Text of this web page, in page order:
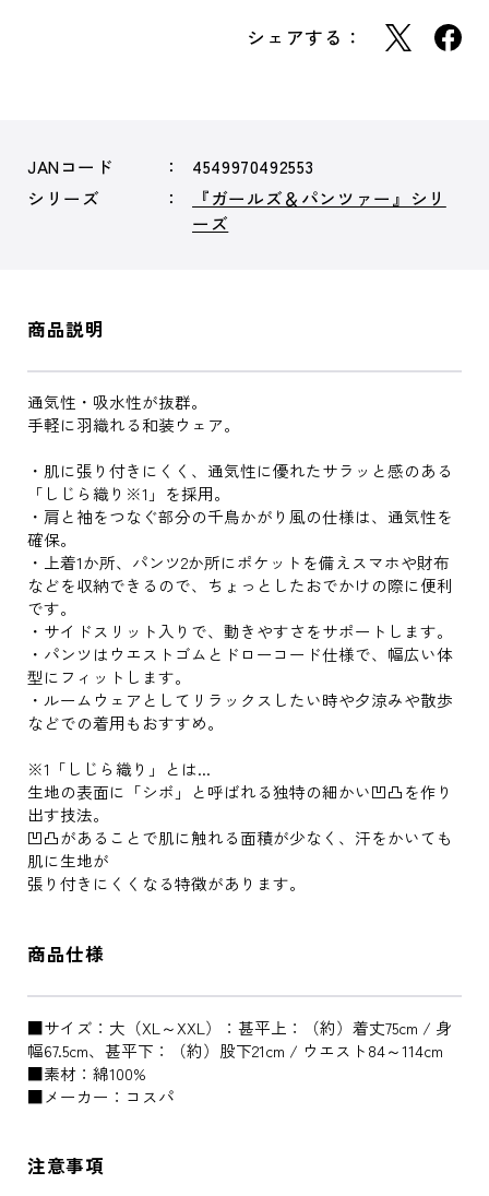
シェアする：
JANコード
4549970492553
シリーズ
『ガールズ＆パンツァー』シリ
ーズ
商品説明
通気性・吸水性が抜群。
手軽に羽織れる和装ウェア。
・肌に張り付きにくく、通気性に優れたサラッと感のある
「しじら織り※1」を採用。
・肩と袖をつなぐ部分の千鳥かがり風の仕様は、通気性を
確保。
・上着1か所、パンツ2か所にポケットを備えスマホや財布
などを収納できるので、ちょっとしたおでかけの際に便利
です。
・サイドスリット入りで、動きやすさをサポートします。
・パンツはウエストゴムとドローコード仕様で、幅広い体
型にフィットします。
・ルームウェアとしてリラックスしたい時や夕涼みや散歩
などでの着用もおすすめ。
※1「しじら織り」とは...
生地の表面に「シボ」と呼ばれる独特の細かい凹凸を作り
出す技法。
凹凸があることで肌に触れる面積が少なく、汗をかいても
肌に生地が
張り付きにくくなる特徴があります。
商品仕様
■サイズ：大（XL～XXL）：甚平上：（約）着丈75cm / 身
幅67.5cm、甚平下：（約）股下21cm / ウエスト84～114cm
■素材：綿100%
■メーカー：コスパ
注意事項